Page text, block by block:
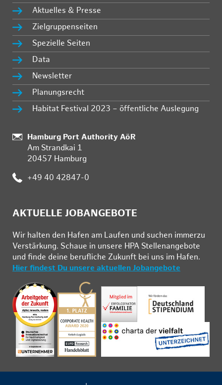
Aktuelles & Presse
Zielgruppenseiten
Spezielle Seiten
Data
Newsletter
Planungsrecht
Habitat Festival 2023 – öffentliche Auslegung
:
Hamburg Port Authority AöR
Am Strandkai 1
20457 Hamburg
: +49 40 42847-0
AKTUELLE JOBANGEBOTE
Wir hal­ten den Ha­fen am Lau­fen und su­chen im­mer­zu
Ver­stär­kung. Schau­e in un­se­re HPA Stel­len­an­ge­bo­te
und fin­de deine be­ruf­li­che Zu­kunft bei uns im Ha­fen.
Hier findest Du unsere aktuellen Jobangebote